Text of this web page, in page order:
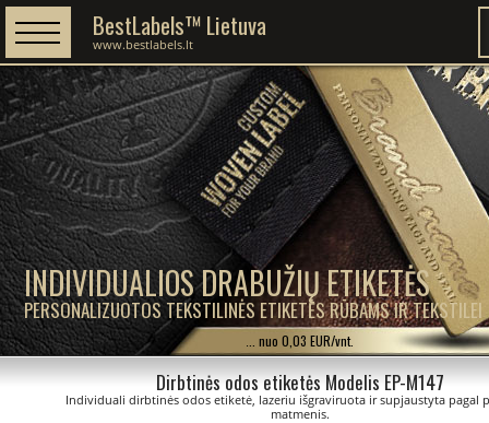
INDIVIDUALIOS DRABUŽIŲ ETIKETĖS
PERSONALIZUOTOS TEKSTILINĖS ETIKETĖS RŪBAMS IR TEKSTILEI
BestLabels™ Lietuva
www.bestlabels.lt
... nuo 0,03 EUR/vnt.
Dirbtinės odos etiketės Modelis EP-M147
Individuali dirbtinės odos etiketė, lazeriu išgraviruota ir supjaustyta pagal
matmenis.